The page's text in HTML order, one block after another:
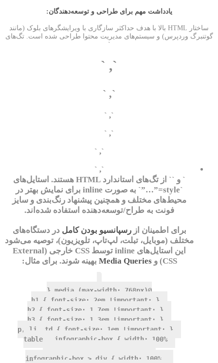
یادداشت مهم برای طراحی و توسعه‌دهندگان:
ساختار HTML بالا با هدف حداکثر سازگاری با ویرایشگرهای بلوک (مانند
گوتنبرگ وردپرس) و سیستم‌های مدیریت محتوا طراحی شده است. تگ‌های
`
`, `
`, `
`, `
`, `
`, `
`, `
` و `
` از تگ‌های استاندارد HTML هستند. استایل‌های
`style=”…”` به صورت inline برای نمایش بهتر در
محیط‌های مختلف و همچنین پیشنهاد رنگ‌بندی و سایز
فونت به طراح/توسعه‌دهنده استفاده شده‌اند.
برای اطمینان ازرسپانسیو بودن کامل در دستگاه‌های
مختلف (موبایل، تبلت، لپ‌تاپ، تلویزیون)، توصیه می‌شود
این استایل‌های inline توسط CSS خارجی (External
CSS) و
Media Queries بهینه شوند. برای مثال:
@media (max-width: 768px) {
table, .infographic-box { width: 100%
.infographic-box > div { width: 100%